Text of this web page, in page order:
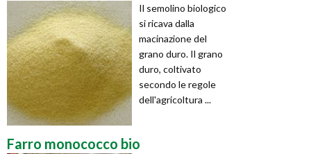
Il semolino biologico
si ricava dalla
macinazione del
grano duro. Il grano
duro, coltivato
secondo le regole
dell'agricoltura ...
Farro monococco bio